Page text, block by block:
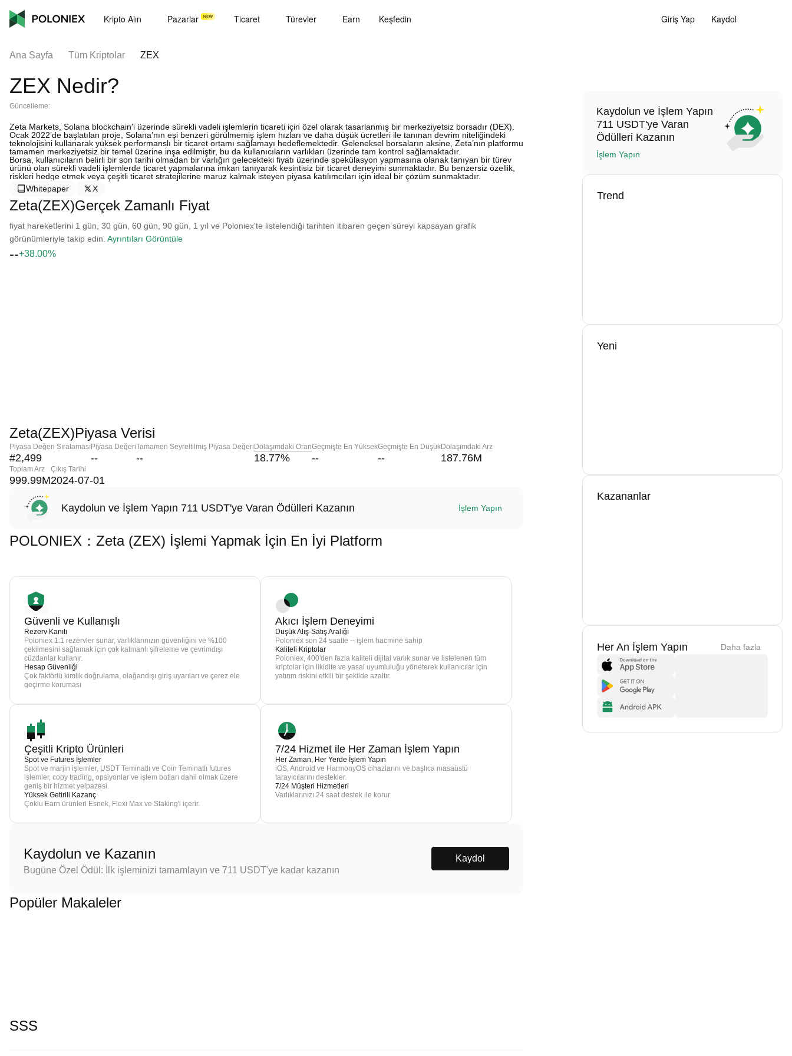
Kripto Alın Pazarlar Ticaret Türevler Earn Keşfedin Giriş Yap Kaydol
Ana Sayfa Tüm Kriptolar ZEX
ZEX Nedir?
Güncelleme:
Zeta Markets, Solana blockchain'i üzerinde sürekli vadeli işlemlerin ticareti için özel olarak tasarlanmış bir merkeziyetsiz borsadır (DEX).
Ocak 2022’de başlatılan proje, Solana’nın eşi benzeri görülmemiş işlem hızları ve daha düşük ücretleri ile tanınan devrim niteliğindeki
teknolojisini kullanarak yüksek performanslı bir ticaret ortamı sağlamayı hedeflemektedir. Geleneksel borsaların aksine, Zeta’nın platformu
tamamen merkeziyetsiz bir temel üzerine inşa edilmiştir, bu da kullanıcıların varlıkları üzerinde tam kontrol sağlamaktadır.
Borsa, kullanıcıların belirli bir son tarihi olmadan bir varlığın gelecekteki fiyatı üzerinde spekülasyon yapmasına olanak tanıyan bir türev
ürünü olan sürekli vadeli işlemlerde ticaret yapmalarına imkan tanıyarak kesintisiz bir ticaret deneyimi sunmaktadır. Bu benzersiz özellik,
riskleri hedge etmek veya çeşitli ticaret stratejilerine maruz kalmak isteyen piyasa katılımcıları için ideal bir çözüm sunmaktadır.
Whitepaper
X
Zeta(ZEX)Gerçek Zamanlı Fiyat
fiyat hareketlerini 1 gün, 30 gün, 60 gün, 90 gün, 1 yıl ve Poloniex'te listelendiği tarihten itibaren geçen süreyi kapsayan grafik
görünümleriyle takip edin. Ayrıntıları Görüntüle
--+38.00%
Zeta(ZEX)Piyasa Verisi
Piyasa Değeri Sıralaması
#2,499
Piyasa Değeri
--
Tamamen Seyreltilmiş Piyasa Değeri
--
Dolaşımdaki Oran
18.77%
Geçmişte En Yüksek
--
Geçmişte En Düşük
--
Dolaşımdaki Arz
187.76M
Toplam Arz
999.99M
Çıkış Tarihi
2024-07-01
Kaydolun ve İşlem Yapın 711 USDT'ye Varan Ödülleri Kazanın İşlem Yapın
POLONIEX：Zeta (ZEX) İşlemi Yapmak İçin En İyi Platform
Güvenli ve Kullanışlı
Rezerv Kanıtı
Poloniex 1:1 rezervler sunar, varlıklarınızın güvenliğini ve %100
çekilmesini sağlamak için çok katmanlı şifreleme ve çevrimdışı
cüzdanlar kullanır.
Hesap Güvenliği
Çok faktörlü kimlik doğrulama, olağandışı giriş uyarıları ve çerez ele
geçirme koruması
Akıcı İşlem Deneyimi
Düşük Alış-Satış Aralığı
Poloniex son 24 saatte -- işlem hacmine sahip
Kaliteli Kriptolar
Poloniex, 400'den fazla kaliteli dijital varlık sunar ve listelenen tüm
kriptolar için likidite ve yasal uyumluluğu yöneterek kullanıcılar için
yatırım riskini etkili bir şekilde azaltır.
Çeşitli Kripto Ürünleri
Spot ve Futures İşlemler
Spot ve marjin işlemler, USDT Teminatlı ve Coin Teminatlı futures
işlemler, copy trading, opsiyonlar ve işlem botları dahil olmak üzere
geniş bir hizmet yelpazesi.
Yüksek Getirili Kazanç
Çoklu Earn ürünleri Esnek, Flexi Max ve Staking'i içerir.
7/24 Hizmet ile Her Zaman İşlem Yapın
Her Zaman, Her Yerde İşlem Yapın
iOS, Android ve HarmonyOS cihazlarını ve başlıca masaüstü
tarayıcılarını destekler.
7/24 Müşteri Hizmetleri
Varlıklarınızı 24 saat destek ile korur
Kaydolun ve Kazanın
Bugüne Özel Ödül: İlk işleminizi tamamlayın ve 711 USDT'ye kadar kazanın
Kaydol
Popüler Makaleler
SSS
Kaydolun ve İşlem Yapın
711 USDT'ye Varan
Ödülleri Kazanın
İşlem Yapın
Trend
Yeni
Kazananlar
Her An İşlem Yapın Daha fazla